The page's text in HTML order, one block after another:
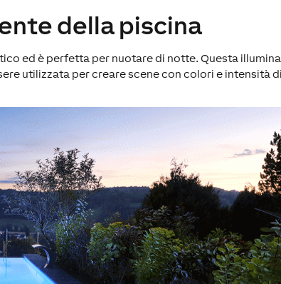
della piscina
ed è perfetta per nuotare di notte. Questa
utilizzata per creare scene con colori e intensità